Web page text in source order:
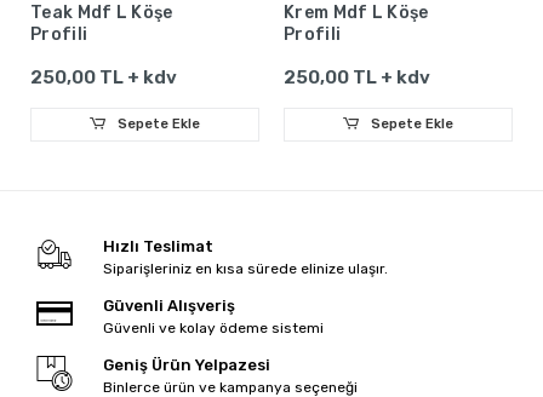
Teak Mdf L Köşe
Profili
250,00 TL + kdv
Sepete Ekle
Krem Mdf L Köşe
Profili
250,00 TL + kdv
Sepete Ekle
Hızlı Teslimat
Siparişleriniz en kısa sürede elinize ulaşır.
Güvenli Alışveriş
Güvenli ve kolay ödeme sistemi
Geniş Ürün Yelpazesi
Binlerce ürün ve kampanya seçeneği